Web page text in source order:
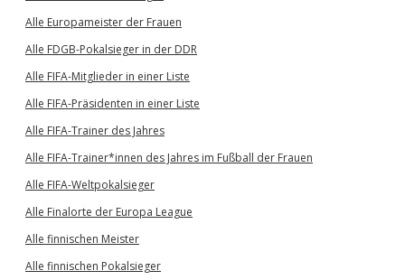
Alle Europameister der Frauen
Alle FDGB-Pokalsieger in der DDR
Alle FIFA-Mitglieder in einer Liste
Alle FIFA-Präsidenten in einer Liste
Alle FIFA-Trainer des Jahres
Alle FIFA-Trainer*innen des Jahres im Fußball der Frauen
Alle FIFA-Weltpokalsieger
Alle Finalorte der Europa League
Alle finnischen Meister
Alle finnischen Pokalsieger